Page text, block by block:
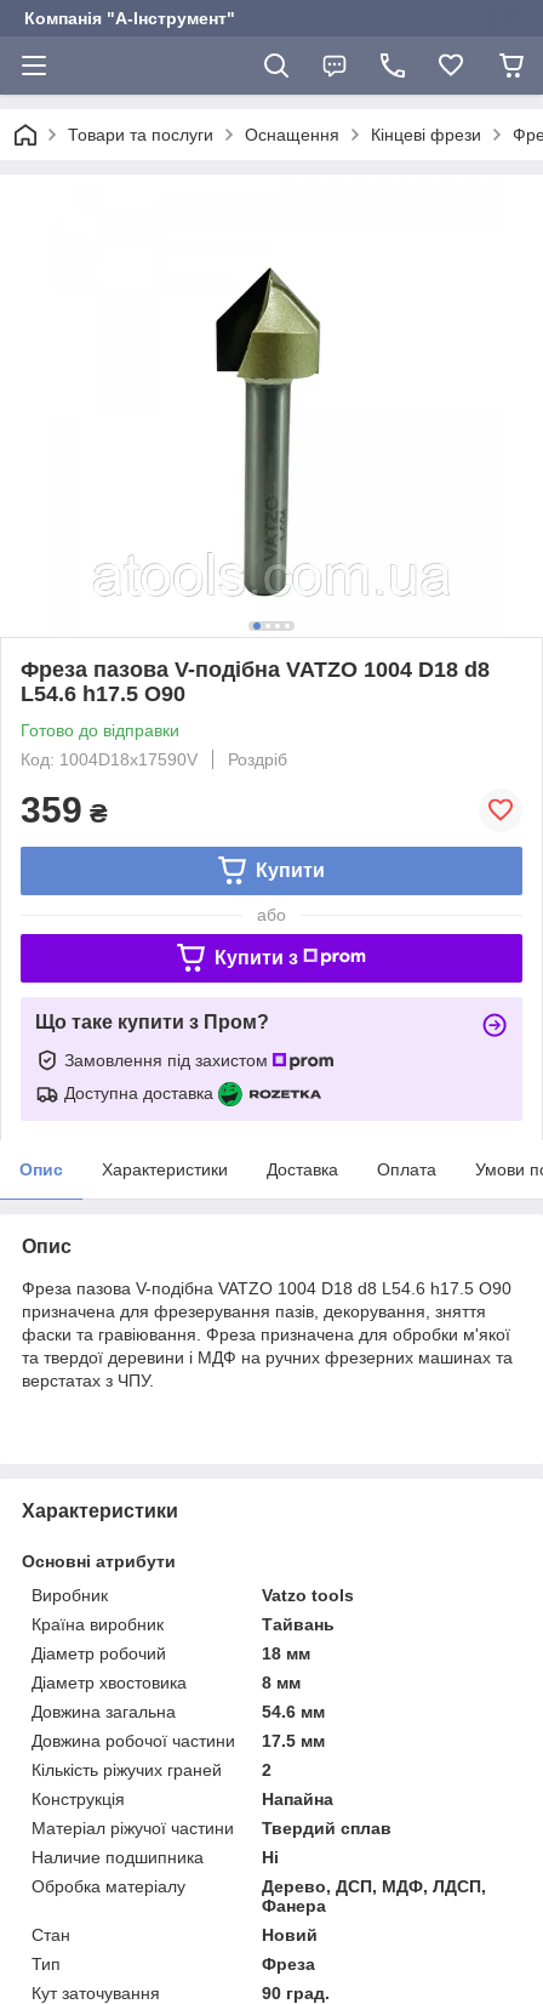
Компанія "А-Інструмент"
Товари та послуги Оснащення Кінцеві фрези
Фреза пазова V-подібна VATZO 1004 D18 d8
L54.6 h17.5 O90
Готово до відправки
Код: 1004D18x17590V
Роздріб
359 ₴
Купити
або
Купити з
Що таке купити з Пром?
Замовлення під захистом
Доступна доставка
Опис Характеристики Доставка Оплата Умови
Опис
Фреза пазова V-подібна VATZO 1004 D18 d8 L54.6 h17.5 O90
призначена для фрезерування пазів, декорування, зняття
фаски та гравіювання. Фреза призначена для обробки м'якої
та твердої деревини і МДФ на ручних фрезерних машинах та
верстатах з ЧПУ.
Характеристики
Основні атрибути
Виробник
Vatzo tools
Країна виробник
Тайвань
Діаметр робочий
18 мм
Діаметр хвостовика
8 мм
Довжина загальна
54.6 мм
Довжина робочої частини
17.5 мм
Кількість ріжучих граней
2
Конструкція
Напайна
Матеріал ріжучої частини
Твердий сплав
Наличие подшипника
Ні
Обробка матеріалу
Дерево, ДСП, МДФ, ЛДСП,
Фанера
Стан
Новий
Тип
Фреза
Кут заточування
90 град.